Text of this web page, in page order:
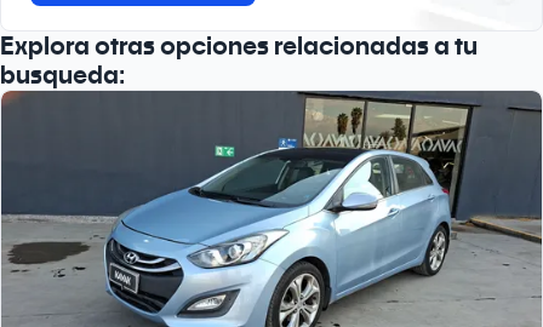
Explora otras opciones relacionadas a tu
busqueda: